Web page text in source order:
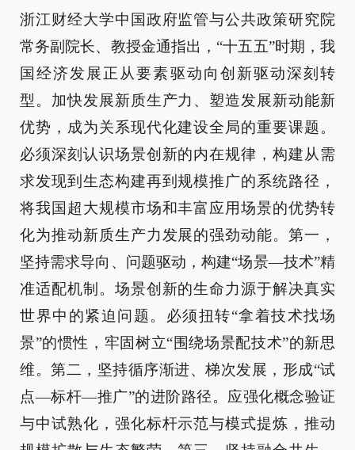
浙江财经大学中国政府监管与公共政策研究院
常务副院长、教授金通指出，“十五五”时期，我
国经济发展正从要素驱动向创新驱动深刻转
型。加快发展新质生产力、塑造发展新动能新
优势，成为关系现代化建设全局的重要课题。
必须深刻认识场景创新的内在规律，构建从需
求发现到生态构建再到规模推广的系统路径，
将我国超大规模市场和丰富应用场景的优势转
化为推动新质生产力发展的强劲动能。第一，
坚持需求导向、问题驱动，构建“场景—技术”精
准适配机制。场景创新的生命力源于解决真实
世界中的紧迫问题。必须扭转“拿着技术找场
景”的惯性，牢固树立“围绕场景配技术”的新思
维。第二，坚持循序渐进、梯次发展，形成“试
点—标杆—推广”的进阶路径。应强化概念验证
与中试熟化，强化标杆示范与模式提炼，推动